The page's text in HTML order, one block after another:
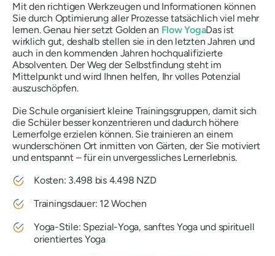
Mit den richtigen Werkzeugen und Informationen können
Sie durch Optimierung aller Prozesse tatsächlich viel mehr
lernen. Genau hier setzt Golden an Flow YogaDas ist
wirklich gut, deshalb stellen sie in den letzten Jahren und
auch in den kommenden Jahren hochqualifizierte
Absolventen. Der Weg der Selbstfindung steht im
Mittelpunkt und wird Ihnen helfen, Ihr volles Potenzial
auszuschöpfen.
Die Schule organisiert kleine Trainingsgruppen, damit sich
die Schüler besser konzentrieren und dadurch höhere
Lernerfolge erzielen können. Sie trainieren an einem
wunderschönen Ort inmitten von Gärten, der Sie motiviert
und entspannt – für ein unvergessliches Lernerlebnis.
Kosten: 3.498 bis 4.498 NZD
Trainingsdauer: 12 Wochen
Yoga-Stile: Spezial-Yoga, sanftes Yoga und spirituell
orientiertes Yoga